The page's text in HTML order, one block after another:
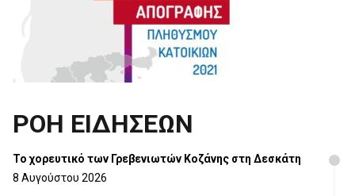
ΡΟΗ ΕΙΔΗΣΕΩΝ
Το χορευτικό των Γρεβενιωτών Κοζάνης στη Δεσκάτη
8 Αυγούστου 2026